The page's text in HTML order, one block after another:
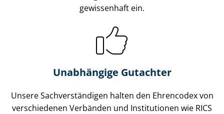
gewissenhaft ein.
Unabhängige Gutachter
Unsere Sach­ver­stän­di­gen halten den Ehrencodex von
verschiedenen Verbänden und Institutionen wie RICS